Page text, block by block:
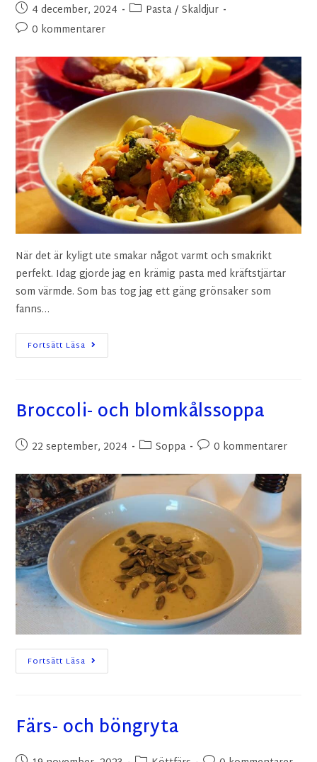
4 december, 2024 Pasta / Skaldjur
0 kommentarer
När det är kyligt ute smakar något varmt och smakrikt
perfekt. Idag gjorde jag en krämig pasta med kräftstjärtar
som värmde. Som bas tog jag ett gäng grönsaker som
fanns…
Fortsätt Läsa
Broccoli- och blomkålssoppa
22 september, 2024 Soppa 0 kommentarer
Fortsätt Läsa
Färs- och böngryta